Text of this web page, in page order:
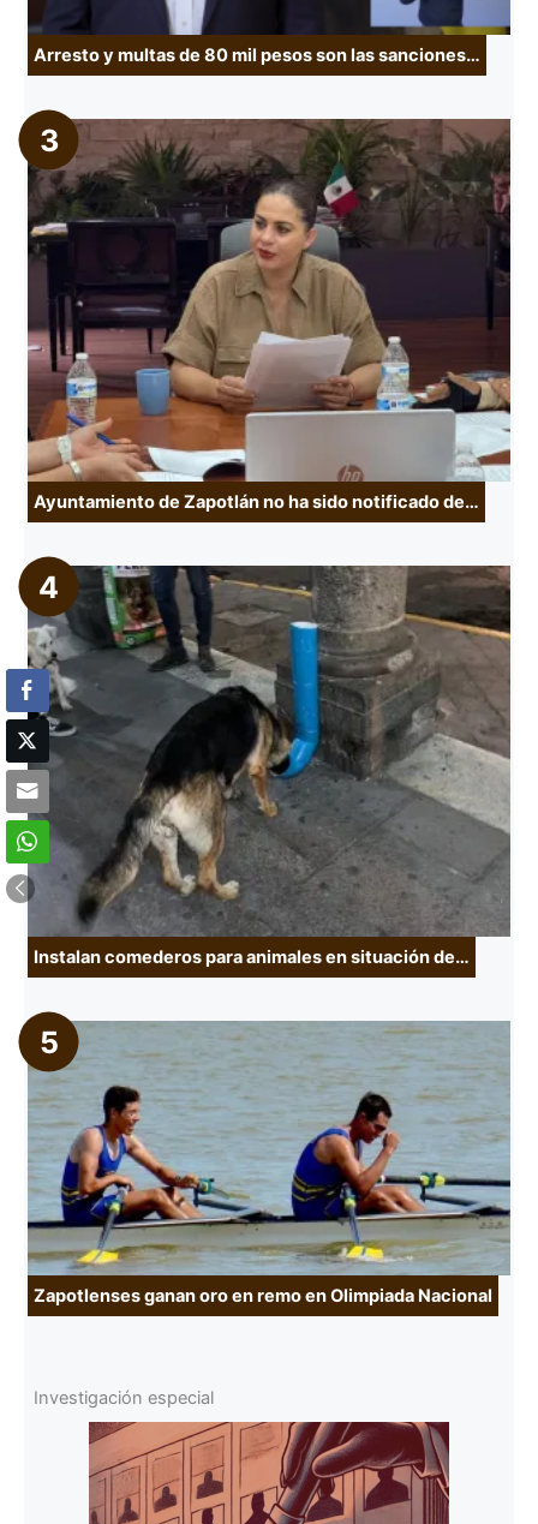
Arresto y multas de 80 mil pesos son las sanciones…
Ayuntamiento de Zapotlán no ha sido notificado de…
Instalan comederos para animales en situación de…
Zapotlenses ganan oro en remo en Olimpiada Nacional
Investigación especial